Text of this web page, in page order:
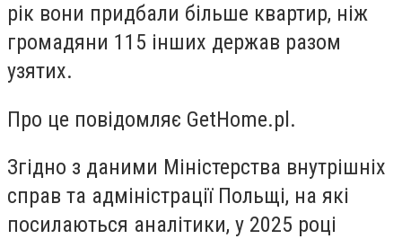
рік вони придбали більше квартир, ніж
громадяни 115 інших держав разом
узятих.
Про це повідомляє GetHome.pl.
Згідно з даними Міністерства внутрішніх
справ та адміністрації Польщі, на які
посилаються аналітики, у 2025 році